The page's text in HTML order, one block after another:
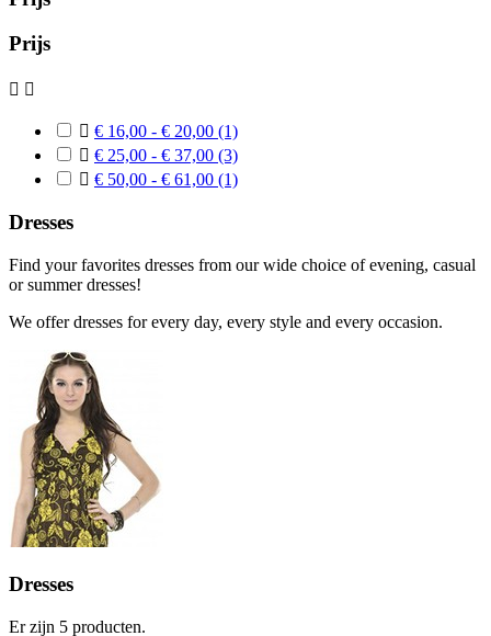
Prijs
 
 € 16,00 - € 20,00 (1)
 € 25,00 - € 37,00 (3)
 € 50,00 - € 61,00 (1)
Dresses
Find your favorites dresses from our wide choice of evening, casual
or summer dresses!
We offer dresses for every day, every style and every occasion.
Dresses
Er zijn 5 producten.